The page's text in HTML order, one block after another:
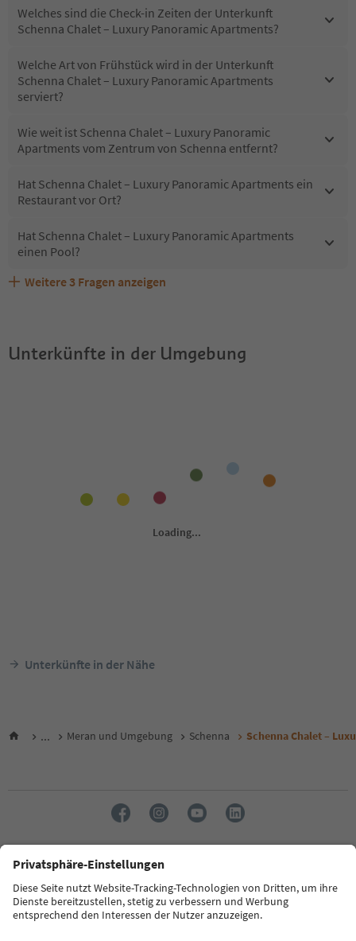
Welches sind die Check-in Zeiten der Unterkunft
Schenna Chalet – Luxury Panoramic Apartments?
Welche Art von Frühstück wird in der Unterkunft
Schenna Chalet – Luxury Panoramic Apartments
serviert?
Wie weit ist Schenna Chalet – Luxury Panoramic
Apartments vom Zentrum von Schenna entfernt?
Hat Schenna Chalet – Luxury Panoramic Apartments ein
Restaurant vor Ort?
Hat Schenna Chalet – Luxury Panoramic Apartments
einen Pool?
Sind Haustiere in der Unterkunft Schenna Chalet –
Welche Services bietet Schenna Chalet – Luxury
Erhalten die Gäste von Schenna Chalet – Luxury
Weitere 3 Fragen anzeigen
Unterkünfte in der Umgebung
Unterkünfte in der Nähe
... Meran und Umgebung Schenna Schenna Chalet –
Sprache: Deutsch
FAQ Kontakt Presse MICE Datenschutzerklärung